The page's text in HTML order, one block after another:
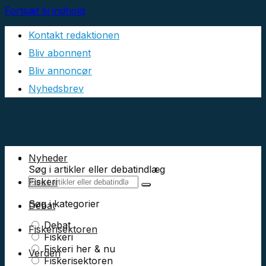
Fortsæt til indhold
Kontakt redaktionen
Bliv abonnent
Bliv annoncør
Nyhedsbrev
Søg i artikler eller debatindlæg
Søg i kategorier
Debat
Fiskeri
Fiskeri her & nu
Fiskerisektoren
Nyheder
Fiskeri
Debat
Fiskerisektoren
Verden